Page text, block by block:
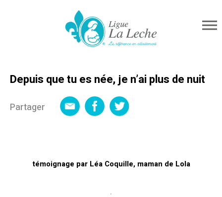
Depuis que tu es née, je n’ai plus de nuit
Partager
témoignage par Léa Coquille, maman de Lola